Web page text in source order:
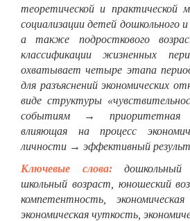
теоретической и практической
социализации детей дошкольного
а также подросткового
классификации жизненных
охватывает четыре этапа
для разъяснений экономических
виде структуры
событиям → приоритетная
влияющая на процесс
личности → эффективный
Ключевые слова:дошкольный
школьный возраст, юношеский
компетентность,
экономическая чуткость,